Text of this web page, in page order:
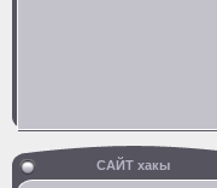
САЙТ хакы